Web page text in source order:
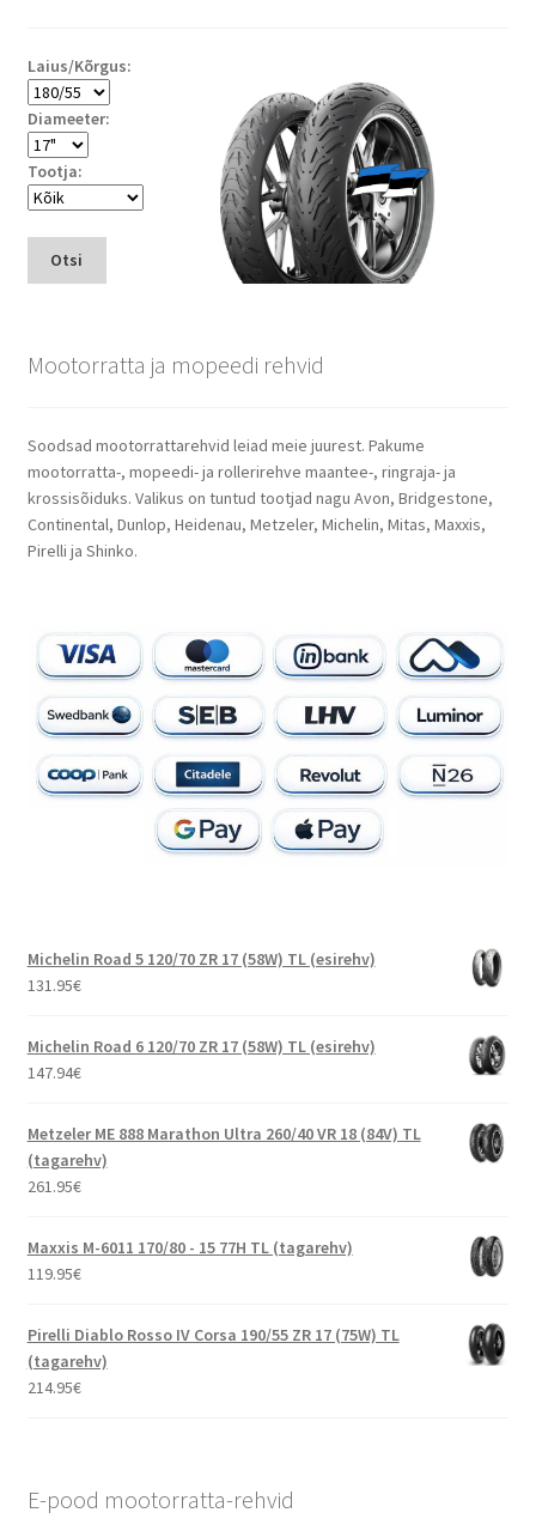
Laius/Kõrgus:
Diameeter:
Tootja:
Otsi
Mootorratta ja mopeedi rehvid
Soodsad mootorrattarehvid leiad meie juurest. Pakume
mootorratta-, mopeedi- ja rollerirehve maantee-, ringraja- ja
krossisõiduks. Valikus on tuntud tootjad nagu Avon, Bridgestone,
Continental, Dunlop, Heidenau, Metzeler, Michelin, Mitas, Maxxis,
Pirelli ja Shinko.
Michelin Road 5 120/70 ZR 17 (58W) TL (esirehv)
131.95€
Michelin Road 6 120/70 ZR 17 (58W) TL (esirehv)
147.94€
Metzeler ME 888 Marathon Ultra 260/40 VR 18 (84V) TL
(tagarehv)
261.95€
Maxxis M-6011 170/80 - 15 77H TL (tagarehv)
119.95€
Pirelli Diablo Rosso IV Corsa 190/55 ZR 17 (75W) TL
(tagarehv)
214.95€
E-pood mootorratta-rehvid